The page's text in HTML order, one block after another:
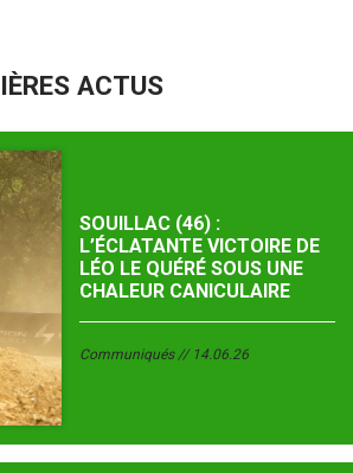
ACTUS
SOUILLAC (46) :
L’ÉCLATANTE VICTOIRE DE
LÉO LE QUÉRÉ SOUS UNE
CHALEUR CANICULAIRE
Communiqués 14.06.26